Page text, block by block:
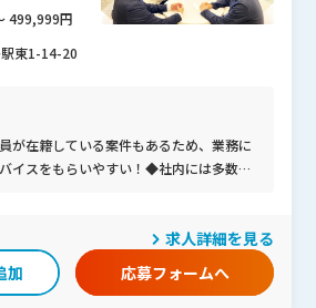
499,999円
東1-14-20
が在籍している案件もあるため、業務に
イスをもらいやすい！◆社内には多数の
がある！◆個人個人への上司からのサポー
学習や社内活動に対する積極的な意欲を
魅力！ 1年目からやりたいを尊重し、2
求人詳細を見る
応募フォームへ